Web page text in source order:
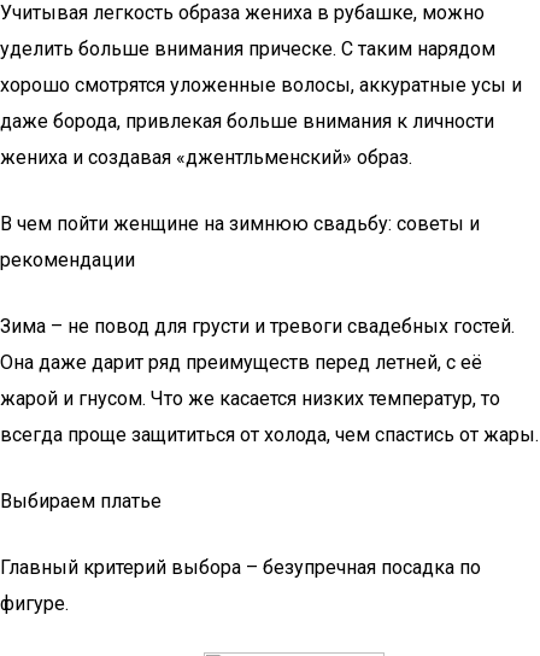
Учитывая легкость образа жениха в рубашке, можно
уделить больше внимания прическе. С таким нарядом
хорошо смотрятся уложенные волосы, аккуратные усы и
даже борода, привлекая больше внимания к личности
жениха и создавая «джентльменский» образ.
В чем пойти женщине на зимнюю свадьбу: советы и
рекомендации
Зима – не повод для грусти и тревоги свадебных гостей.
Она даже дарит ряд преимуществ перед летней, с её
жарой и гнусом. Что же касается низких температур, то
всегда проще защититься от холода, чем спастись от жары.
Выбираем платье
Главный критерий выбора – безупречная посадка по
фигуре.